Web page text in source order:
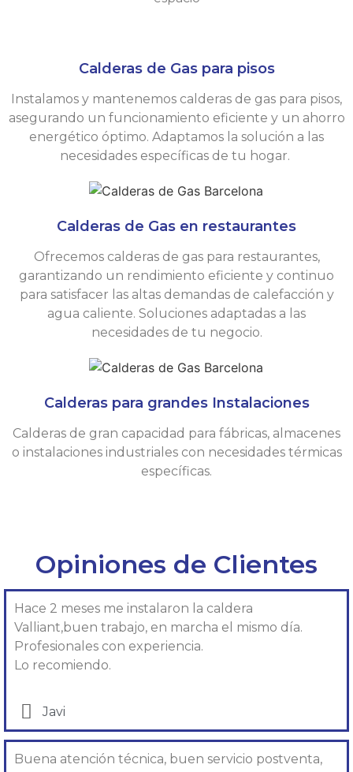
Calderas de Gas para pisos
Instalamos y mantenemos calderas de gas para pisos,
asegurando un funcionamiento eficiente y un ahorro
energético óptimo. Adaptamos la solución a las
necesidades específicas de tu hogar.
Calderas de Gas en restaurantes
Ofrecemos calderas de gas para restaurantes,
garantizando un rendimiento eficiente y continuo
para satisfacer las altas demandas de calefacción y
agua caliente. Soluciones adaptadas a las
necesidades de tu negocio.
Calderas para grandes Instalaciones
Calderas de gran capacidad para fábricas, almacenes
o instalaciones industriales con necesidades térmicas
específicas.
Opiniones de Clientes
Hace 2 meses me instalaron la caldera
Valliant,buen trabajo, en marcha el mismo día.
Profesionales con experiencia.
Lo recomiendo.
Javi
Buena atención técnica, buen servicio postventa,